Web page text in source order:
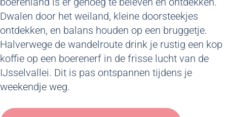
Dwalen door het weiland, kleine doorsteekjes
ontdekken, en balans houden op een bruggetje.
Halverwege de wandelroute drink je rustig een kop
koffie op een boerenerf in de frisse lucht van de
IJsselvallei. Dit is pas ontspannen tijdens je
weekendje weg.